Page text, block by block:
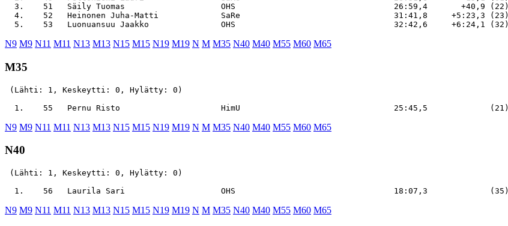
  3.    51   Säily Tuomas                    OHS                                 26:59,4       +40,9 (22)
  4.    52   Heinonen Juha-Matti             SaRe                                31:41,8     +5:23,3 (23)
N9 M9 N11 M11 N13 M13 N15 M15 N19 M19 N M M35 N40 M40 M55 M60 M65
M35
(Lähti: 1, Keskeytti: 0, Hylätty: 0)
N9 M9 N11 M11 N13 M13 N15 M15 N19 M19 N M M35 N40 M40 M55 M60 M65
N40
(Lähti: 1, Keskeytti: 0, Hylätty: 0)
N9 M9 N11 M11 N13 M13 N15 M15 N19 M19 N M M35 N40 M40 M55 M60 M65